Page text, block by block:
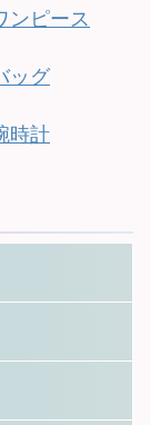
ンピース
ッグ
時計